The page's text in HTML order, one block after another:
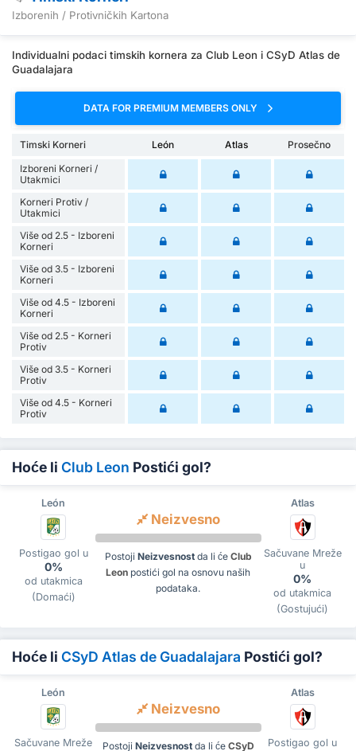
Izborenih / Protivničkih Kartona
Individualni podaci timskih kornera za Club Leon i CSyD Atlas de
Guadalajara
DATA FOR PREMIUM MEMBERS ONLY
Timski Korneri León Atlas
Prosečno
Izboreni Korneri /
Utakmici
Korneri Protiv /
Utakmici
Više od 2.5 - Izboreni
Korneri
Više od 3.5 - Izboreni
Korneri
Više od 4.5 - Izboreni
Korneri
Više od 2.5 - Korneri
Protiv
Više od 3.5 - Korneri
Protiv
Više od 4.5 - Korneri
Protiv
Hoće li Club Leon Postići gol?
León Atlas
Postigao gol u
0%
od utakmica
(Domaći)
Neizvesno
Postoji Neizvesnostda li će Club
Leon postići gol na osnovu naših
podataka.
Sačuvane Mreže
u
0%
od utakmica
(Gostujući)
Hoće li CSyD Atlas de Guadalajara Postići gol?
León Atlas
Sačuvane Mreže
Neizvesno
Postoji Neizvesnostda li će CSyD Postigao gol u